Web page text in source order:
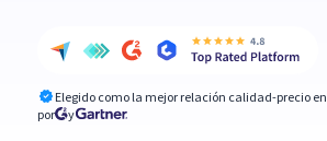
Elegido como la mejor relación calidad-precio en
por
y